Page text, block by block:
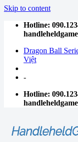
Skip to content
Hotline:
Dragon Ball
Việt
-
Hotline: